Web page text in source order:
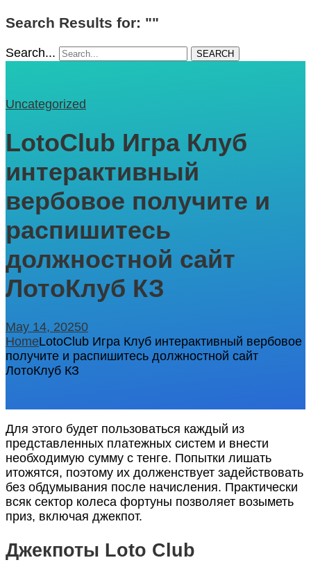
Search Results for: ""
Search... SEARCH
Uncategorized
LotoClub Игра Клуб
интерактивный
вербовое получите и
распишитесь
должностной сайт
ЛотоКлуб КЗ
May 14, 20250
HomeLotoClub Игра Клуб интерактивный вербовое
получите и распишитесь должностной сайт
ЛотоКлуб КЗ
Для этого будет пользоваться каждый из
представленных платежных систем и внести
необходимую сумму с тенге. Попытки лишать
итожятся, поэтому их долженствует задействовать
без обдумывания после начисления. Практически
всяк сектор колеса фортуны позволяет возыметь
приз, включая джекпот.
Джекпоты Loto Club